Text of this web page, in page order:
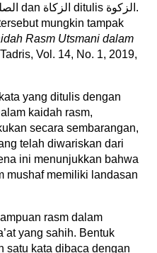
mungkin tampak
Rasm Utsmani dalam
Vol. 14, No. 1, 2019,
yang ditulis dengan
kaidah rasm,
secara sembarangan,
telah diwariskan dari
ini menunjukkan bahwa
mushaf memiliki landasan
rasm dalam
yang sahih. Bentuk
satu kata dibaca dengan